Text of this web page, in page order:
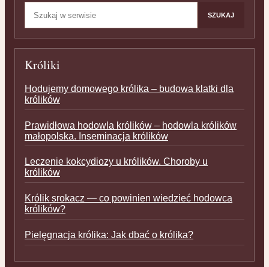
Szukaj:
SZUKAJ
Króliki
Hodujemy domowego królika – budowa klatki dla
królików
Prawidłowa hodowla królików – hodowla królików
małopolska. Inseminacja królików
Leczenie kokcydiozy u królików. Choroby u
królików
Królik srokacz — co powinien wiedzieć hodowca
królików?
Pielęgnacja królika: Jak dbać o królika?